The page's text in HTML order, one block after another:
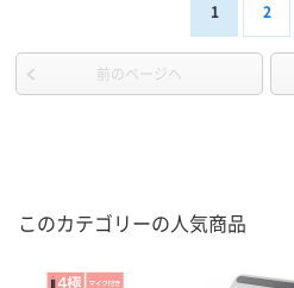
1 2
前のページへ
このカテゴリーの人気商品